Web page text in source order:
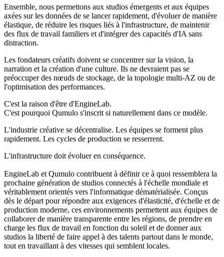
Ensemble, nous permettons aux studios émergents et aux équipes
axées sur les données de se lancer rapidement, d'évoluer de manière
élastique, de réduire les risques liés à l'infrastructure, de maintenir
des flux de travail familiers et d'intégrer des capacités d'IA sans
distraction.
Les fondateurs créatifs doivent se concentrer sur la vision, la
narration et la création d'une culture. Ils ne devraient pas se
préoccuper des nœuds de stockage, de la topologie multi-AZ ou de
l'optimisation des performances.
C'est la raison d'être d'EngineLab.
C'est pourquoi Qumulo s'inscrit si naturellement dans ce modèle.
L'industrie créative se décentralise. Les équipes se forment plus
rapidement. Les cycles de production se resserrent.
L'infrastructure doit évoluer en conséquence.
EngineLab et Qumulo contribuent à définir ce à quoi ressemblera la
prochaine génération de studios connectés à l'échelle mondiale et
véritablement orientés vers l'informatique dématérialisée. Conçus
dès le départ pour répondre aux exigences d'élasticité, d'échelle et de
production moderne, ces environnements permettent aux équipes de
collaborer de manière transparente entre les régions, de prendre en
charge les flux de travail en fonction du soleil et de donner aux
studios la liberté de faire appel à des talents partout dans le monde,
tout en travaillant à des vitesses qui semblent locales.